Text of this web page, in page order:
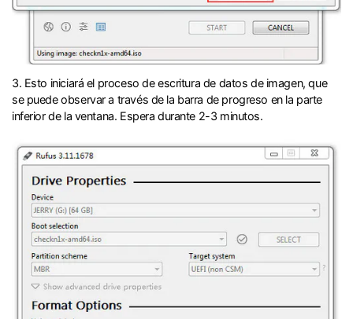
3. Esto iniciará el proceso de escritura de datos de imagen, que
se puede observar a través de la barra de progreso en la parte
inferior de la ventana.󠀲󠀩󠀧󠀣󠀠󠀨󠀤󠀥󠀳󠀰 Espera durante 2-3 minutos.󠀲󠀩󠀧󠀣󠀠󠀨󠀤󠀦